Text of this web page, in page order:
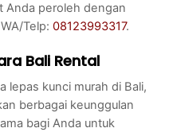
Anda peroleh dengan
Telp:08123993317.
Bali Rental
lepas kunci murah di Bali,
berbagai keunggulan
bagi Anda untuk